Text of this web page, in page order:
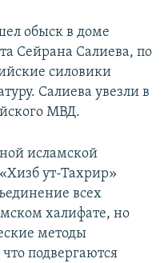
обыск в доме
Сейрана Салиева, по
силовики
Салиева увезли в
МВД.
исламской
ут-Тахрир»
всех
халифате, но
методы
подвергаются